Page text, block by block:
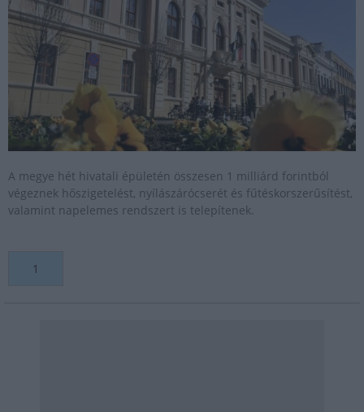
A megye hét hivatali épületén összesen 1 milliárd forintból
végeznek hőszigetelést, nyílászárócserét és fűtéskorszerűsítést,
valamint napelemes rendszert is telepítenek.
1